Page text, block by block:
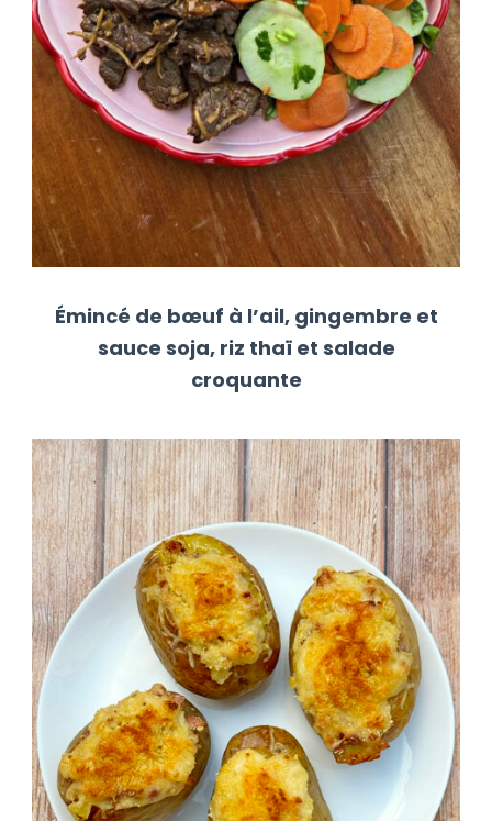
Émincé de bœuf à l’ail, gingembre et
sauce soja, riz thaï et salade
croquante